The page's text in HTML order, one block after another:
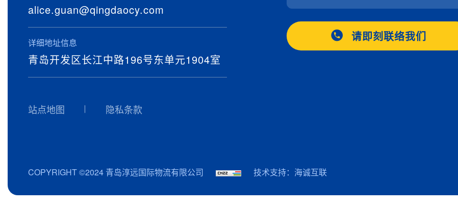
alice.guan@qingdaocy.com
详细地址信息
青岛开发区长江中路196号东单元1904室
站点地图 隐私条款
请即刻联络我们
COPYRIGHT ©2024 青岛淳远国际物流有限公司 技术支持：海诚互联